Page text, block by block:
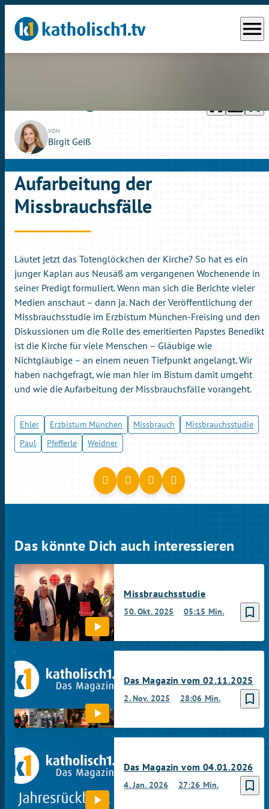
menu
VON
Birgit Geiß
Aufarbeitung der
Missbrauchsfälle
Läutet jetzt das Totenglöckchen der Kirche? So hat es ein
junger Kaplan aus Neusäß am vergangenen Wochenende in
seiner Predigt formuliert. Wenn man sich die Berichte vieler
Medien anschaut – dann ja. Nach der Veröffentlichung der
Missbrauchsstudie im Erzbistum München-Freising und den
Diskussionen um die Rolle des emeritierten Papstes Benedikt
ist die Kirche für viele Menschen – Gläubige wie
Nichtgläubige – an einem neuen Tiefpunkt angelangt. Wir
haben nachgefragt, wie man hier im Bistum damit umgeht
und wie die Aufarbeitung der Missbrauchsfälle vorangeht.
Ehler Erzbistum München Missbrauch
Missbrauchsstudie
Paul
Pfefferle Weidner
Das könnte Dich auch interessieren
bookmark_border
30. Okt. 2025 05:15 Min.
Missbrauchsstudie
bookmark_border
2. Nov. 2025 28:06 Min.
Das Magazin vom 02.11.2025
bookmark_border
4. Jan. 2026 27:26 Min.
Das Magazin vom 04.01.2026